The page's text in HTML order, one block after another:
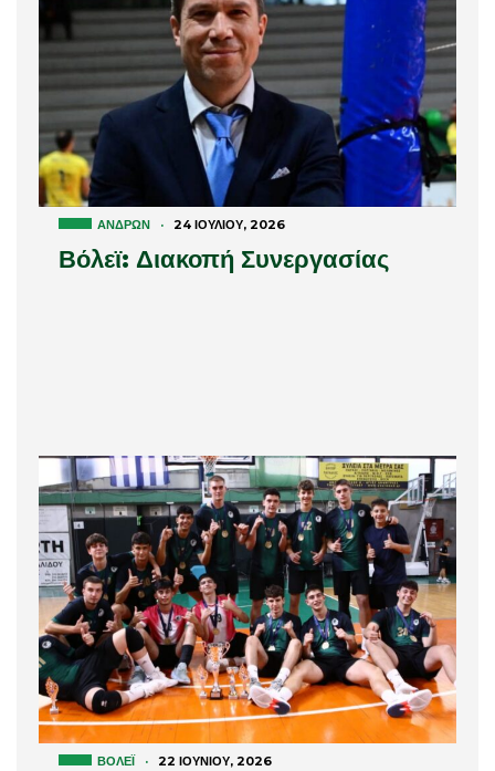
ΑΝΔΡΏΝ · 24 ΙΟΥΛΊΟΥ, 2026
Βόλεϊ: Διακοπή Συνεργασίας
ΒΌΛΕΪ · 22 ΙΟΥΝΊΟΥ, 2026